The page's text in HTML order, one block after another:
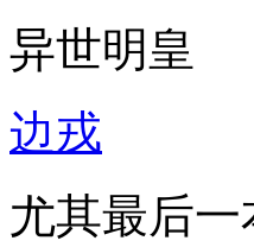
异世明皇
边戎
尤其最后